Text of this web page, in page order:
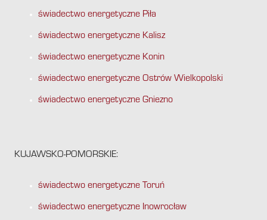
świadectwo energetyczne Piła
świadectwo energetyczne Kalisz
świadectwo energetyczne Konin
świadectwo energetyczne Ostrów Wielkopolski
świadectwo energetyczne Gniezno
KUJAWSKO-POMORSKIE:
świadectwo energetyczne Toruń
świadectwo energetyczne Inowrocław